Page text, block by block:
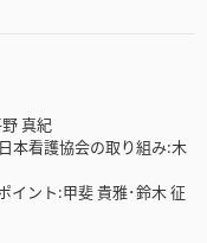
真紀
本看護協会の取り組み:木
イント:甲斐 貴雅･鈴木 征